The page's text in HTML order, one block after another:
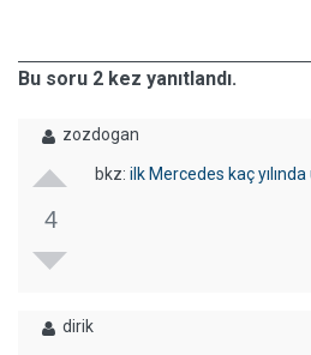
Bu soru 2 kez yanıtlandı.
zozdogan
4
bkz: ilk Mercedes kaç
dirik